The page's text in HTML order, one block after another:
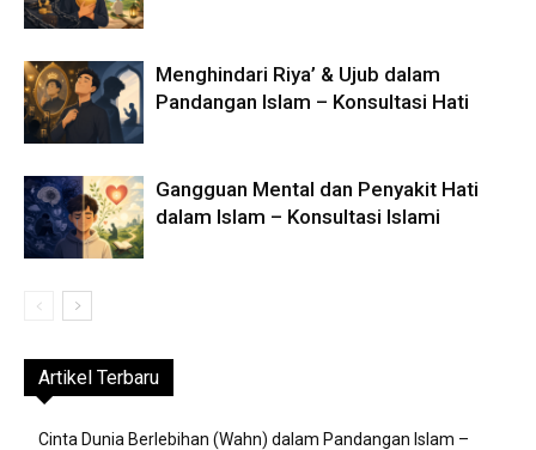
Menghindari Riya’ & Ujub dalam
Pandangan Islam – Konsultasi Hati
Gangguan Mental dan Penyakit Hati
dalam Islam – Konsultasi Islami
Artikel Terbaru
Cinta Dunia Berlebihan (Wahn) dalam Pandangan Islam –